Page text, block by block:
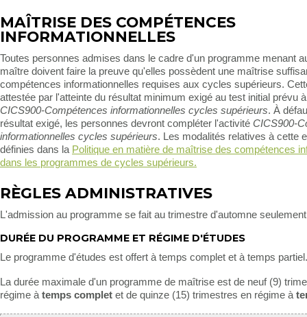
MAÎTRISE DES COMPÉTENCES
INFORMATIONNELLES
Toutes personnes admises dans le cadre d'un programme menant
maître doivent faire la preuve qu'elles possèdent une maîtrise
compétences informationnelles requises aux cycles supérieurs.
attestée par l'atteinte du résultat minimum exigé au test initial prévu
CICS900-Compétences informationnelles cycles supérieurs. À
résultat exigé, les personnes devront compléter l'activité CICS900-
informationnelles cycles supérieurs. Les modalités relatives à cette
définies dans la Politique en matière de maîtrise des compétences
dans les programmes de cycles supérieurs.
RÈGLES ADMINISTRATIVES
L'admission au programme se fait au trimestre d'automne
DURÉE DU PROGRAMME ET RÉGIME D'ÉTUDES
Le programme d'études est offert à temps complet et à temps partiel.
La durée maximale d'un programme de maîtrise est de neuf (9)
régime à temps complet et de quinze (15) trimestres en régime à